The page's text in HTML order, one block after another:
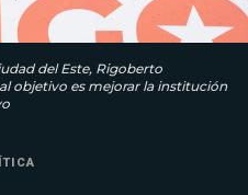
del Este, Rigoberto
objetivo es mejorar la institución